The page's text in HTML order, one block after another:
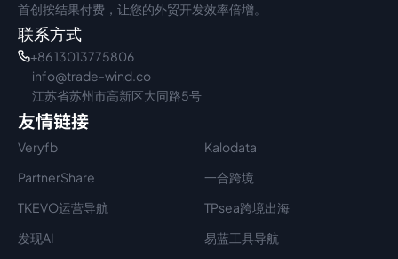
首创按结果付费，让您的外贸开发效率倍增。
联系方式
+86 13013775806
info@trade-wind.co
江苏省苏州市高新区大同路5号
友情链接
Veryfb
Kalodata
PartnerShare
一合跨境
TKEVO运营导航
TPsea跨境出海
发现AI
易蓝工具导航